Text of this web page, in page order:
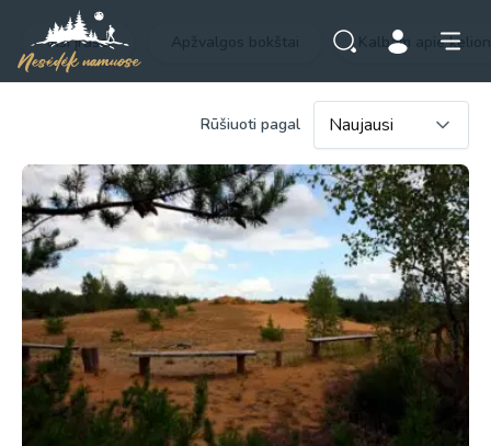
Visi įrašai Kalbam apie
Rūšiuoti pagal